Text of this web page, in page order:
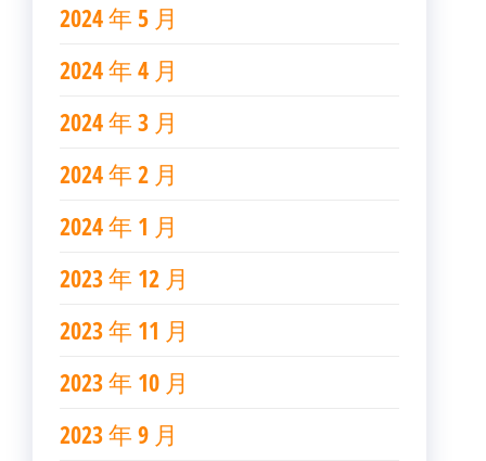
2024 年 5 月
2024 年 4 月
2024 年 3 月
2024 年 2 月
2024 年 1 月
2023 年 12 月
2023 年 11 月
2023 年 10 月
2023 年 9 月